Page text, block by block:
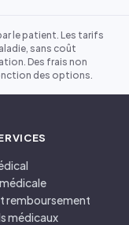
le patient. Les tarifs
sans coût
Des frais non
des options.
remboursement
médicaux